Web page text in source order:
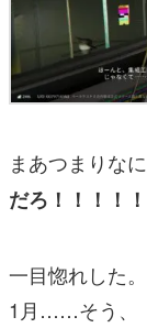
まあつまりな
だろ！！！！
一目惚れした
1月……そう、